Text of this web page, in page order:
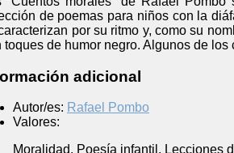
de poemas para niños con la
por su ritmo y, como su
toques de humor negro. Algunos de los
adicional
Autor/es: Rafael Pombo
Valores:
Moralidad. Poesía infantil. Lecciones